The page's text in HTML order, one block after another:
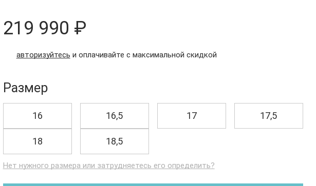
219 990 ₽
авторизуйтесь и оплачивайте с максимальной скидкой
Размер
16 16,5 17 17,5
18 18,5
Нет нужного размера или затрудняетесь его определить?